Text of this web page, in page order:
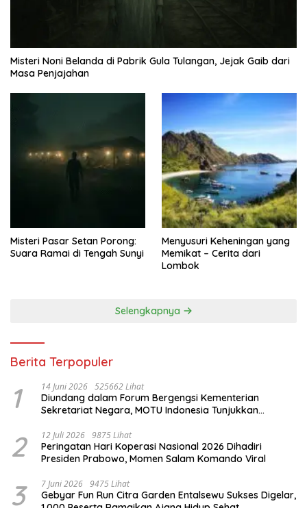
Misteri Noni Belanda di Pabrik Gula Tulangan, Jejak Gaib dari
Masa Penjajahan
Misteri Pasar Setan Porong:
Suara Ramai di Tengah Sunyi
Menyusuri Keheningan yang
Memikat – Cerita dari
Lombok
Selengkapnya
Berita Terpopuler
1 14 Juni 2026 525662 Lihat
Diundang dalam Forum Bergengsi Kementerian
Sekretariat Negara, MOTU Indonesia Tunjukkan
2 12 Juli 2026 9875 Lihat
Peringatan Hari Koperasi Nasional 2026 Dihadiri
Presiden Prabowo, Momen Salam Komando Viral
3 7 Juni 2026 9475 Lihat
Gebyar Fun Run Citra Garden Entalsewu Sukses Digelar,